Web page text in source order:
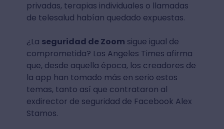
privadas, terapias individuales o llamadas
de telesalud habían quedado expuestas.
¿La seguridad de Zoom sigue igual de
comprometida? Los Angeles Times afirma
que, desde aquella época, los creadores de
la app han tomado más en serio estos
temas, tanto así que contrataron al
exdirector de seguridad de Facebook Alex
Stamos.